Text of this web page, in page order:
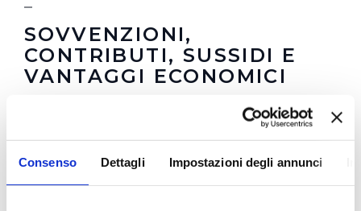
Consenso Dettagli Impostazioni degli annunci
SOVVENZIONI,
CONTRIBUTI, SUSSIDI E
VANTAGGI ECONOMICI
In questa sezione è possibile trovare le seguenti
informazioni:
Atti di concessione